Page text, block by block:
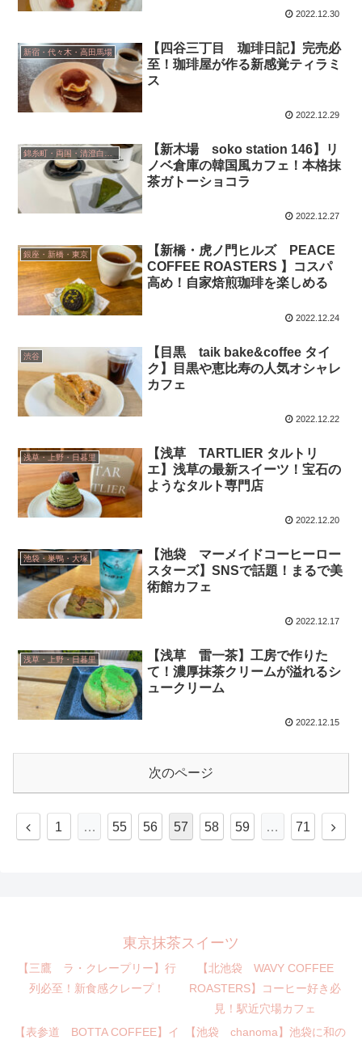
2022.12.30
新宿・代々木・高田馬場
【四谷三丁目 珈琲日記】完売必
至！珈琲屋が作る新感覚ティラミ
ス
2022.12.29
錦糸町・両国・清澄白河・小岩
【新木場 soko station 146】リ
ノベ倉庫の韓国風カフェ！本格抹
茶ガトーショコラ
2022.12.27
銀座・新橋・東京
【新橋・虎ノ門ヒルズ PEACE
COFFEE ROASTERS 】コスパ
高め！自家焙煎珈琲を楽しめる
2022.12.24
渋谷
【目黒 taik bake&coffee タイ
ク】目黒や恵比寿の人気オシャレ
カフェ
2022.12.22
浅草・上野・日暮里
【浅草 TARTLIER タルトリ
エ】浅草の最新スイーツ！宝石の
ようなタルト専門店
2022.12.20
池袋・巣鴨・大塚
【池袋 マーメイドコーヒーロー
スターズ】SNSで話題！まるで美
術館カフェ
2022.12.17
浅草・上野・日暮里
【浅草 雷一茶】工房で作りた
て！濃厚抹茶クリームが溢れるシ
ュークリーム
2022.12.15
次のページ
1 … 55 56 57 58 59 … 71
東京抹茶スイーツ
【三鷹 ラ・クレープリー】行
列必至！新食感クレープ！
【北池袋 WAVY COFFEE
ROASTERS】コーヒー好き必
見！駅近穴場カフェ
【表参道 BOTTA COFFEE】イ
【池袋 chanoma】池袋に和の